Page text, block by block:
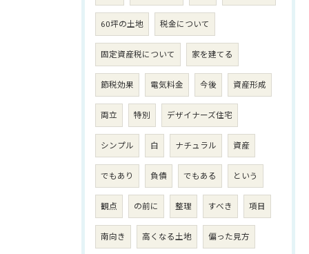
60坪の土地 税金について
固定資産税について 家を建てる
節税効果 電気料金 今後 資産形成
両立 特別 デザイナーズ住宅
シンプル 白 ナチュラル 資産
でもあり 負債 でもある という
観点 の前に 整理 すべき 項目
南向き 高くなる土地 偏った見方